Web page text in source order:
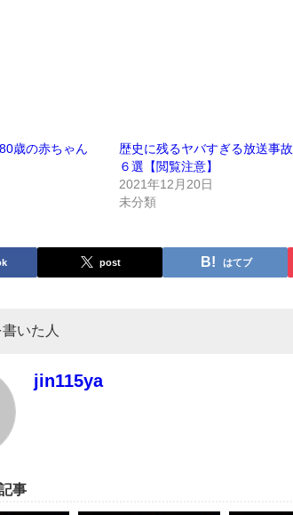
歳の赤ちゃん
歴史に残るヤバすぎる放送事故
６選【閲覧注意】
2021年12月20日
未分類
post はてブ
いた人
jin115ya
事